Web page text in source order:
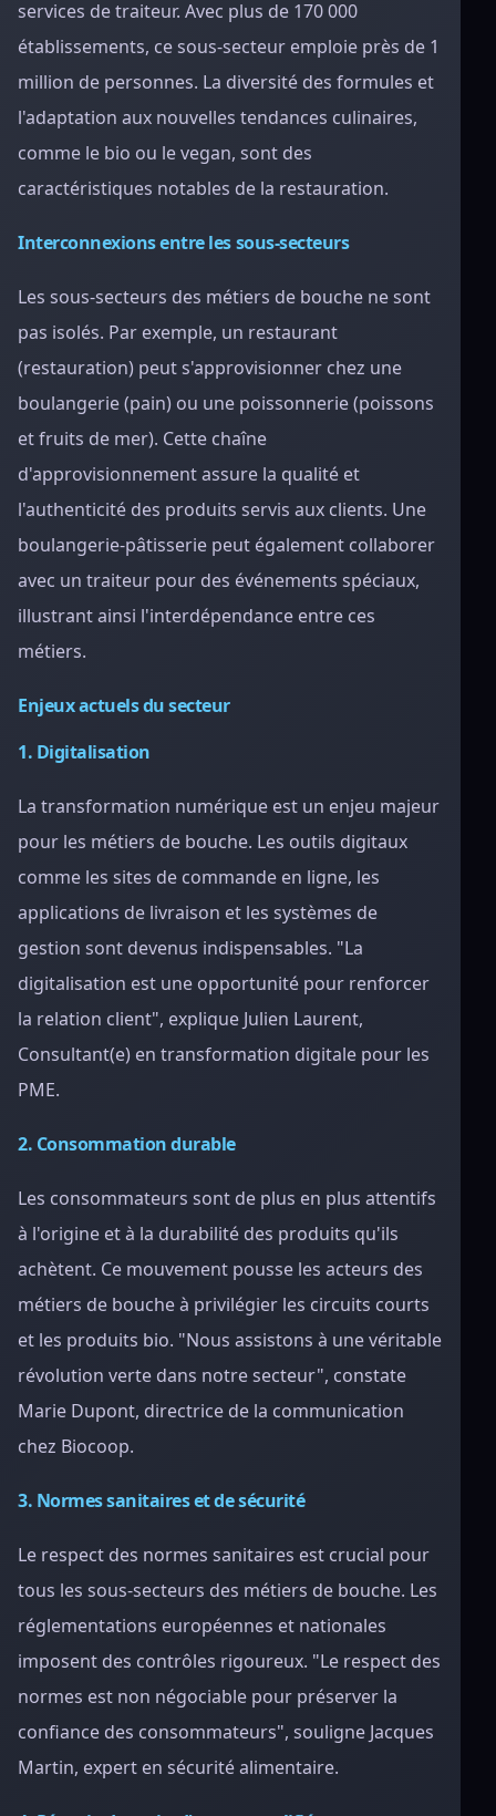
services de traiteur. Avec plus de 170 000
établissements, ce sous-secteur emploie près de 1
million de personnes. La diversité des formules et
l'adaptation aux nouvelles tendances culinaires,
comme le bio ou le vegan, sont des
caractéristiques notables de la restauration.
Interconnexions entre les sous-secteurs
Les sous-secteurs des métiers de bouche ne sont
pas isolés. Par exemple, un restaurant
(restauration) peut s'approvisionner chez une
boulangerie (pain) ou une poissonnerie (poissons
et fruits de mer). Cette chaîne
d'approvisionnement assure la qualité et
l'authenticité des produits servis aux clients. Une
boulangerie-pâtisserie peut également collaborer
avec un traiteur pour des événements spéciaux,
illustrant ainsi l'interdépendance entre ces
métiers.
Enjeux actuels du secteur
1. Digitalisation
La transformation numérique est un enjeu majeur
pour les métiers de bouche. Les outils digitaux
comme les sites de commande en ligne, les
applications de livraison et les systèmes de
gestion sont devenus indispensables. "La
digitalisation est une opportunité pour renforcer
la relation client", explique Julien Laurent,
Consultant(e) en transformation digitale pour les
PME.
2. Consommation durable
Les consommateurs sont de plus en plus attentifs
à l'origine et à la durabilité des produits qu'ils
achètent. Ce mouvement pousse les acteurs des
métiers de bouche à privilégier les circuits courts
et les produits bio. "Nous assistons à une véritable
révolution verte dans notre secteur", constate
Marie Dupont, directrice de la communication
chez Biocoop.
3. Normes sanitaires et de sécurité
Le respect des normes sanitaires est crucial pour
tous les sous-secteurs des métiers de bouche. Les
réglementations européennes et nationales
imposent des contrôles rigoureux. "Le respect des
normes est non négociable pour préserver la
confiance des consommateurs", souligne Jacques
Martin, expert en sécurité alimentaire.